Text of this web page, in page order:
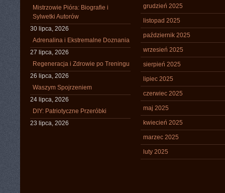
Mistrzowie Pióra: Biografie i
Sylwetki Autorów
30 lipca, 2026
Adrenalina i Ekstremalne Doznania
27 lipca, 2026
Regeneracja i Zdrowie po Treningu
26 lipca, 2026
Waszym Spojrzeniem
24 lipca, 2026
DIY: Patriotyczne Przeróbki
23 lipca, 2026
grudzień 2025
listopad 2025
październik 2025
wrzesień 2025
sierpień 2025
lipiec 2025
czerwiec 2025
maj 2025
kwiecień 2025
marzec 2025
luty 2025